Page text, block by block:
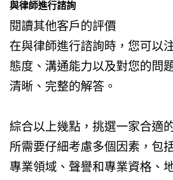
與律師進行諮詢
閱讀其他客戶的評價
在與律師進行諮詢時，您可以
態度、溝通能力以及對您的問
清晰、完整的解答。
綜合以上幾點，挑選一家合適
所需要仔細考慮多個因素，包
專業領域、聲譽和專業資格、